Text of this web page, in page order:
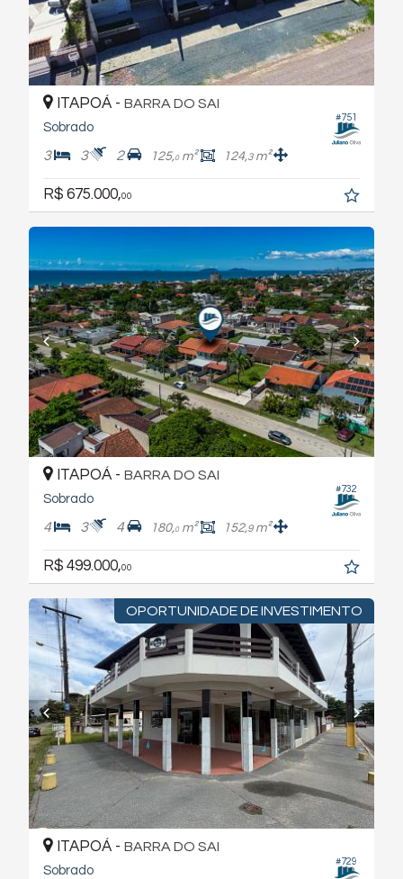
#751
ITAPOÁ - BARRA DO SAI
Sobrado
3 3 2 125,0m² 124,3m²
R$ 675.000,00
#732
ITAPOÁ - BARRA DO SAI
Sobrado
4 3 4 180,0m² 152,9m²
R$ 499.000,00
OPORTUNIDADE DE INVESTIMENTO
#729
ITAPOÁ - BARRA DO SAI
Sobrado